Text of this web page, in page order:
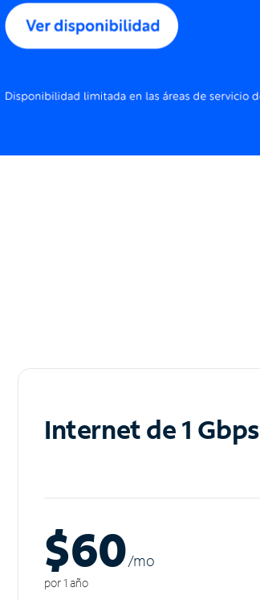
Internet de 1 Gbps
$60/mo
por 1 año